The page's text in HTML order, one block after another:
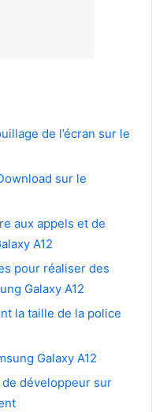
de l’écran sur le
sur le
aux appels et de
A12
pour réaliser des
Galaxy A12
la taille de la police
Galaxy A12
développeur sur